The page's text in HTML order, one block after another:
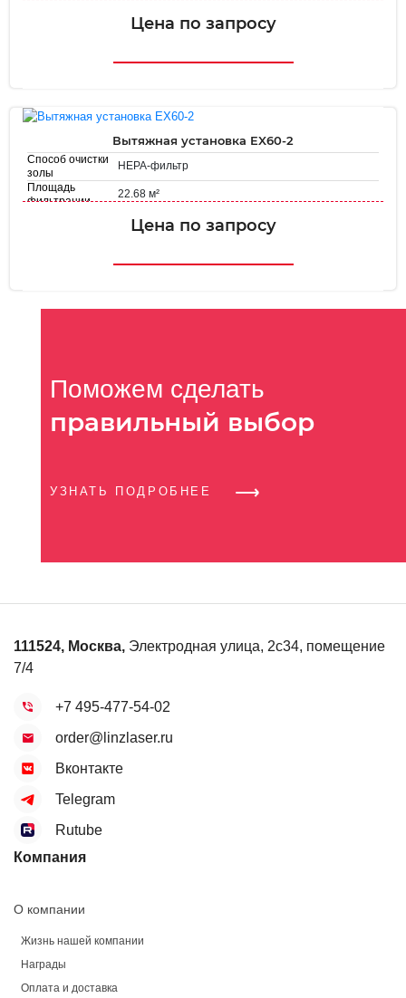
Цена по запросу
Вытяжная установка EX60-2
Способ очистки
золы
HEPA-фильтр
Площадь
фильтрации
22.68 м²
Цена по запросу
Поможем сделать
правильный выбор
УЗНАТЬ ПОДРОБНЕЕ
111524, Москва, Электродная улица, 2с34, помещение
7/4
+7 495-477-54-02
order@linzlaser.ru
Вконтакте
Telegram
Rutube
Компания
О компании
Жизнь нашей компании
Награды
Оплата и доставка